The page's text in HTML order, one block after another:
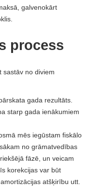
galvenokārt
process
sastāv no diviem
gada rezultāts.
starp gada ienākumiem
mēs iegūstam fiskālo
no grāmatvedības
fāzē, un veicam
korekcijas var būt
atšķirību utt.